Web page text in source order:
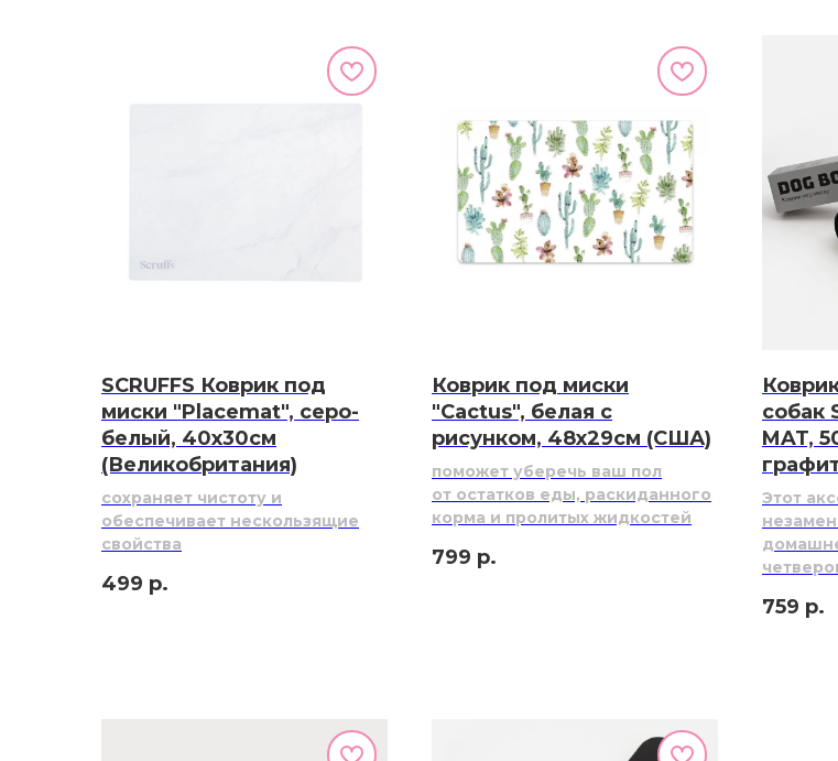
SCRUFFS Коврик под
миски "Placemat", серо-
белый, 40х30см
(Великобритания)
сохраняет чистоту и
обеспечивает нескользящие
свойства
499 р.
Коврик под миски
"Cactus", белая с
рисунком, 48х29см (США)
поможет уберечь ваш пол
от остатков еды, раскиданного
корма и пролитых жидкостей
799 р.
собак
MAT,
Этот
759 р.